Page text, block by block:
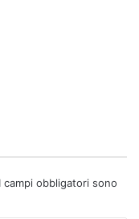
I campi obbligatori sono